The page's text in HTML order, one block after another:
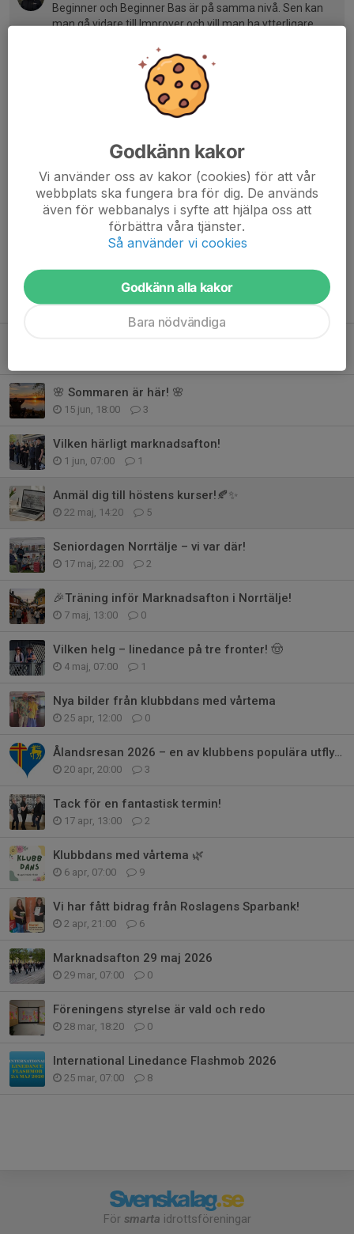
Beginner och Beginner Bas är på samma nivå. Sen kan
man gå vidare till Improver och vill man ha ytterligare
Advanced men på den nivån har vi ingen kurs.
30 maj, 16:04
31 maj, 07:41
Kursavgiften är 600kr/ termin. Medlemsavgift tillkommer
med 150kr per kalenderår.
Du hittar information i menyn till vänster under
Kurser/Avgifter och betalning.
Tidigare nyheter
🌸 Sommaren är här! 🌸
15 jun, 18:00 3
Vilken härligt marknadsafton!
1 jun, 07:00 1
Anmäl dig till höstens kurser!🍂✨
22 maj, 14:20 5
Seniordagen Norrtälje – vi var där!
17 maj, 22:00 2
🎉Träning inför Marknadsafton i Norrtälje!
7 maj, 13:00 0
Vilken helg – linedance på tre fronter! 🤠
4 maj, 07:00 1
Nya bilder från klubbdans med vårtema
25 apr, 12:00 0
Ålandsresan 2026 – en av klubbens populära utflykter
20 apr, 20:00 3
Tack för en fantastisk termin!
17 apr, 13:00 2
Klubbdans med vårtema 🌿
6 apr, 07:00 9
Vi har fått bidrag från Roslagens Sparbank!
2 apr, 21:00 6
Marknadsafton 29 maj 2026
29 mar, 07:00 0
Föreningens styrelse är vald och redo
28 mar, 18:20 0
International Linedance Flashmob 2026
25 mar, 07:00 8
För smarta idrottsföreningar
Godkänn kakor
Vi använder oss av kakor (cookies) för att vår
webbplats ska fungera bra för dig. De används
även för webbanalys i syfte att hjälpa oss att
förbättra våra tjänster.
Så använder vi cookies
Godkänn alla kakor
Bara nödvändiga